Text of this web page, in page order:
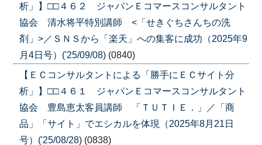
析」】□□４６２ ジャパンＥコマースコンサルタント
協会 清水将平特別講師 <「せきぐちさんちの洗
剤」>／ＳＮＳから「楽天」への集客に成功（2025年9
月4日号）('25/09/08) (0840)
【ＥＣコンサルタントによる「勝手にＥＣサイト分
析」】□□４６１ ジャパンＥコマースコンサルタント
協会 豊島恵太客員講師 「ＴＵＴＩＥ．」／「商
品」「サイト」でエシカルを体現（2025年8月21日
号）('25/08/28) (0838)